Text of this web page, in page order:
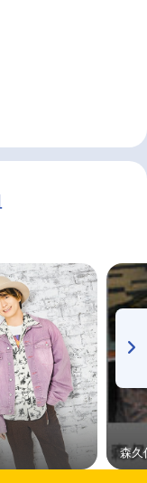
森久